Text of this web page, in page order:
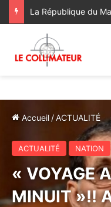
Accueil /ACTUALITÉ
ACTUALITÉ NATION
« VOYAGE
MINUIT »!!